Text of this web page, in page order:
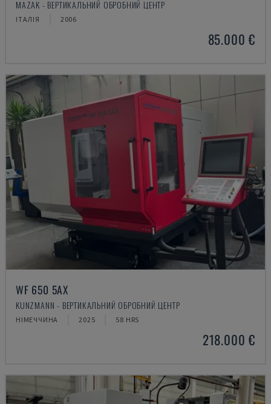
MAZAK - ВЕРТИКАЛЬНИЙ ОБРОБНИЙ ЦЕНТР
ІТАЛІЯ 2006
85.000 €
WF 650 5AX
KUNZMANN - ВЕРТИКАЛЬНИЙ ОБРОБНИЙ ЦЕНТР
НІМЕЧЧИНА 2025 58 HRS
218.000 €